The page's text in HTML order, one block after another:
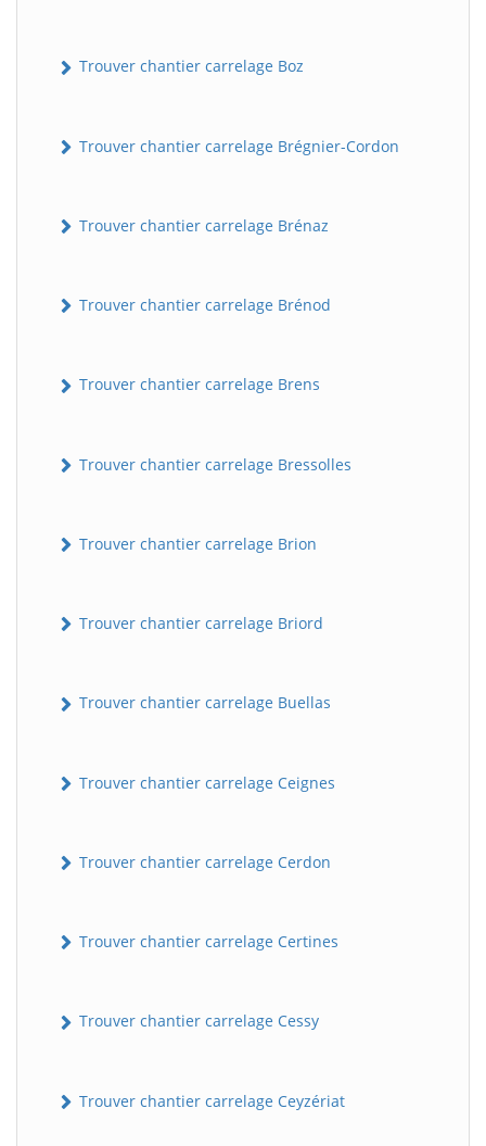
Trouver chantier carrelage Boz
Trouver chantier carrelage Brégnier-Cordon
Trouver chantier carrelage Brénaz
Trouver chantier carrelage Brénod
Trouver chantier carrelage Brens
Trouver chantier carrelage Bressolles
Trouver chantier carrelage Brion
Trouver chantier carrelage Briord
Trouver chantier carrelage Buellas
Trouver chantier carrelage Ceignes
Trouver chantier carrelage Cerdon
Trouver chantier carrelage Certines
Trouver chantier carrelage Cessy
Trouver chantier carrelage Ceyzériat